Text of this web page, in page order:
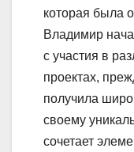
которая была
Владимир
с участия в
проектах,
получила
своему
сочетает